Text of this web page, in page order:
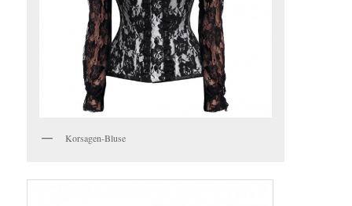
Korsagen-Bluse